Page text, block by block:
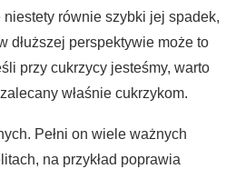
równie szybki jej spadek,
dłuższej perspektywie może to
przy cukrzycy jesteśmy, warto
właśnie cukrzykom.
Pełni on wiele ważnych
na przykład poprawia